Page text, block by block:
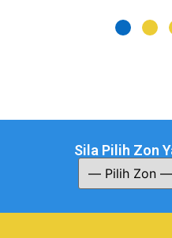
Sila Pilih Zon